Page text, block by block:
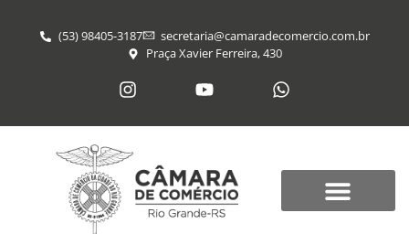
(53) 98405-3187
secretaria@​camaradecomercio.com.br
Praça Xavier Ferreira, 430